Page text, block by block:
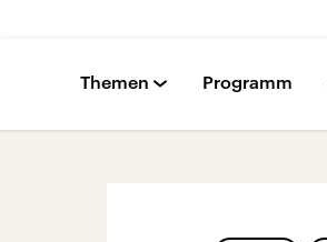
Themen Programm